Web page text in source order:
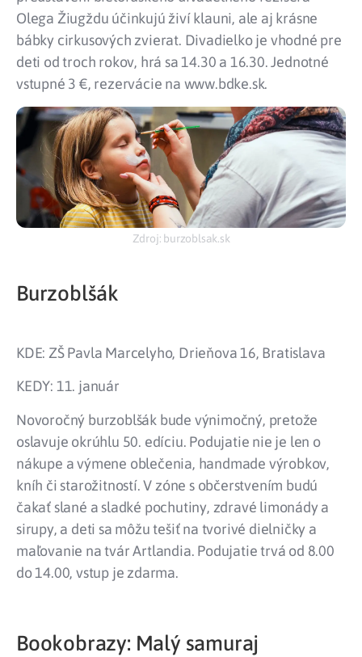
Olega Žiugždu účinkujú živí klauni, ale aj krásne
bábky cirkusových zvierat. Divadielko je vhodné pre
deti od troch rokov, hrá sa 14.30 a 16.30. Jednotné
vstupné 3 €, rezervácie na www.bdke.sk.
Zdroj: burzoblsak.sk
Burzoblšák
KDE: ZŠ Pavla Marcelyho, Drieňova 16, Bratislava
KEDY: 11. január
Novoročný burzoblšák bude výnimočný, pretože
oslavuje okrúhlu 50. edíciu. Podujatie nie je len o
nákupe a výmene oblečenia, handmade výrobkov,
kníh či starožitností. V zóne s občerstvením budú
čakať slané a sladké pochutiny, zdravé limonády a
sirupy, a deti sa môžu tešiť na tvorivé dielničky a
maľovanie na tvár Artlandia. Podujatie trvá od 8.00
do 14.00, vstup je zdarma.
Bookobrazy: Malý samuraj